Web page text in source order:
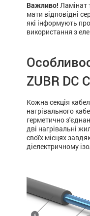
Важливо! Ламінат
мати відповідні
які інформують
використання з
ZUBR DC
Кожна секція
нагрівального
герметично
дві нагрівальні
своїх місцях
діелектричному